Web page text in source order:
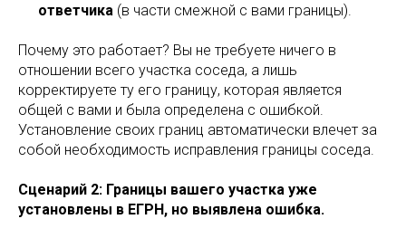
ответчика (в части смежной с вами границы).
Почему это работает? Вы не требуете ничего в
отношении всего участка соседа, а лишь
корректируете ту его границу, которая является
общей с вами и была определена с ошибкой.
Установление своих границ автоматически влечет за
собой необходимость исправления границы соседа.
Сценарий 2: Границы вашего участка уже
установлены в ЕГРН, но выявлена ошибка.